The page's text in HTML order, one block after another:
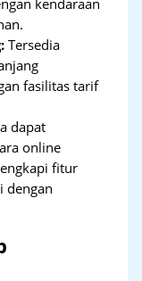
kendaraan
Tersedia
fasilitas tarif
dapat
online
fitur
dengan